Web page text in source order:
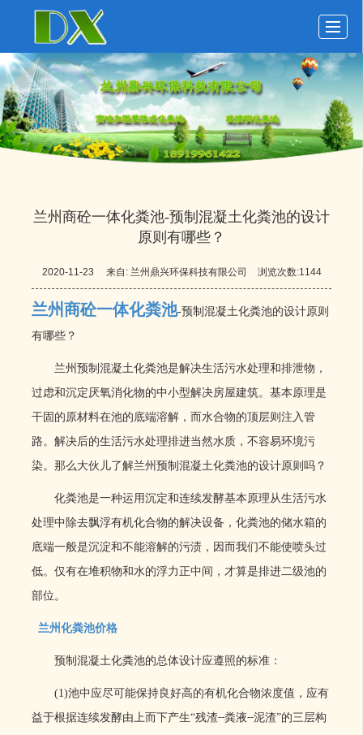
首页 玻璃钢化粪池 化粪池动态 化粪池展示关于鼎兴留言反馈联系我们 LBS
兰州商砼一体化粪池-预制混凝土化粪池的设计
原则有哪些？
2020-11-23 来自: 兰州鼎兴环保科技有限公司 浏览次数:1144
兰州商砼一体化粪池-预制混凝土化粪池的设计原则
有哪些？
兰州预制混凝土化粪池是解决生活污水处理和排泄物，
过虑和沉定厌氧消化物的中小型解决房屋建筑。基本原理是
干固的原材料在池的底端溶解，而水合物的顶层则注入管
路。解决后的生活污水处理排进当然水质，不容易环境污
染。那么大伙儿了解兰州预制混凝土化粪池的设计原则吗？
化粪池是一种运用沉定和连续发酵基本原理从生活污水
处理中除去飘浮有机化合物的解决设备，化粪池的储水箱的
底端一般是沉淀和不能溶解的污渍，因而我们不能使喷头过
低。仅有在堆积物和水的浮力正中间，才算是排进二级池的
部位。
兰州化粪池价格
预制混凝土化粪池的总体设计应遵照的标准：
(1)池中应尽可能保持良好高的有机化合物浓度值，应有
益于根据连续发酵由上而下产生“残渣--粪液--泥渣”的三层构